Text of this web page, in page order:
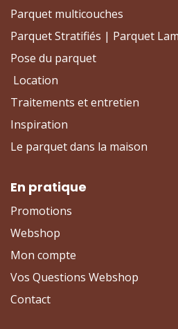
Parquet multicouches
Parquet Stratifiés | Parquet
Pose du parquet
Location
Traitements et entretien
Inspiration
Le parquet dans la maison
En pratique
Promotions
Webshop
Mon compte
Vos Questions Webshop
Contact